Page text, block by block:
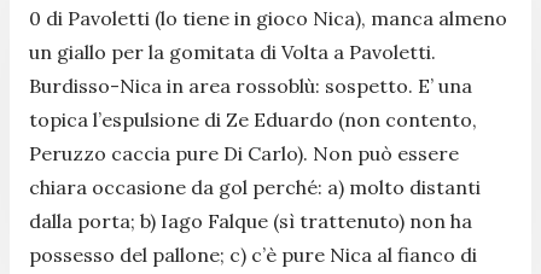
0 di Pavoletti (lo tiene in gioco Nica), manca almeno
un giallo per la gomitata di Volta a Pavoletti.
Burdisso-Nica in area rossoblù: sospetto. E’ una
topica l’espulsione di Ze Eduardo (non contento,
Peruzzo caccia pure Di Carlo). Non può essere
chiara occasione da gol perché: a) molto distanti
dalla porta; b) Iago Falque (sì trattenuto) non ha
possesso del pallone; c) c’è pure Nica al fianco di